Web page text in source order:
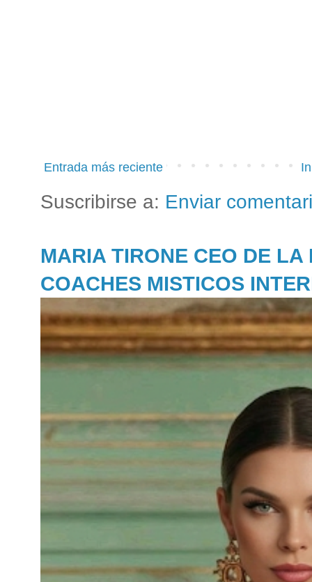
Entrada más reciente
Suscribirse a: Enviar
MARIA TIRONE CEO DE LA
COACHES MISTICOS